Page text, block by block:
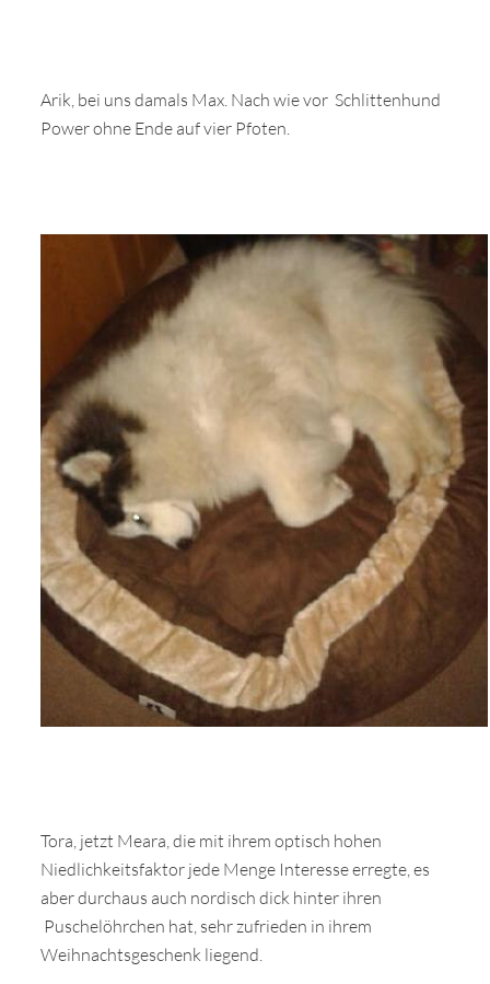
Arik, bei uns damals Max. Nach wie vor Schlittenhund
Power ohne Ende auf vier Pfoten.
Tora, jetzt Meara, die mit ihrem optisch hohen
Niedlichkeitsfaktor jede Menge Interesse erregte, es
aber durchaus auch nordisch dick hinter ihren
Puschelöhrchen hat, sehr zufrieden in ihrem
Weihnachtsgeschenk liegend.